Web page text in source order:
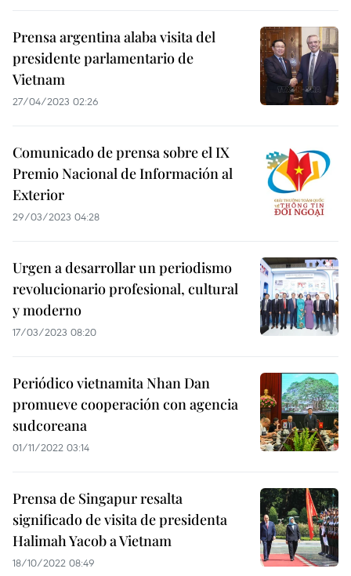
Prensa argentina alaba visita del
presidente parlamentario de
Vietnam
27/04/2023 02:26
Comunicado de prensa sobre el IX
Premio Nacional de Información al
Exterior
29/03/2023 04:28
Urgen a desarrollar un periodismo
revolucionario profesional, cultural
y moderno
17/03/2023 08:20
Periódico vietnamita Nhan Dan
promueve cooperación con agencia
sudcoreana
01/11/2022 03:14
Prensa de Singapur resalta
significado de visita de presidenta
Halimah Yacob a Vietnam
18/10/2022 08:49